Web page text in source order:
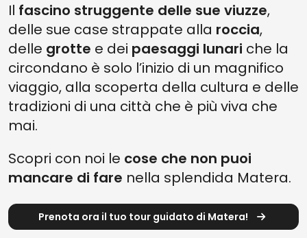
Il fascino struggente delle sue viuzze,
delle sue case strappate alla roccia,
delle grotte e dei paesaggi lunari che la
circondano è solo l’inizio di un magnifico
viaggio, alla scoperta della cultura e delle
tradizioni di una città che è più viva che
mai.
Scopri con noi le cose che non puoi
mancare di fare nella splendida Matera.
Prenota ora il tuo tour guidato di Matera!